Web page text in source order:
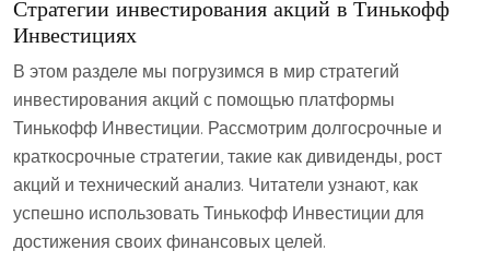
Стратегии инвестирования акций в Тинькофф
Инвестициях
В этом разделе мы погрузимся в мир стратегий
инвестирования акций с помощью платформы
Тинькофф Инвестиции. Рассмотрим долгосрочные и
краткосрочные стратегии, такие как дивиденды, рост
акций и технический анализ. Читатели узнают, как
успешно использовать Тинькофф Инвестиции для
достижения своих финансовых целей.